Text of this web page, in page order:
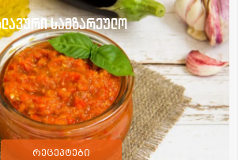
სამზარეულო
რეცეპტები